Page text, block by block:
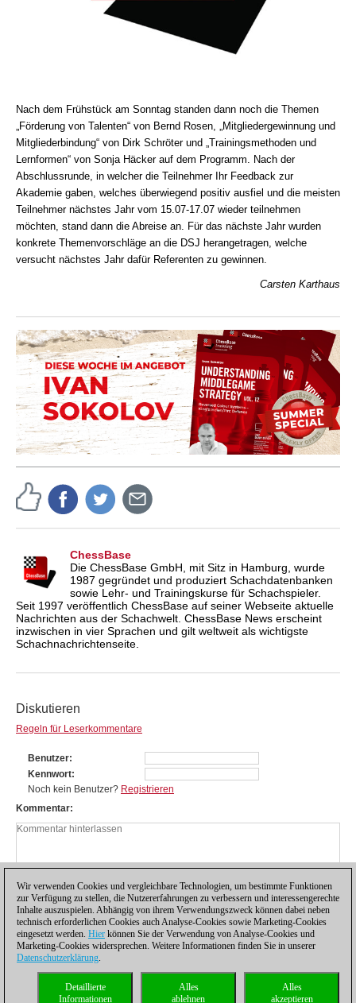
Nach dem Frühstück am Sonntag standen dann noch die Themen
„Förderung von Talenten“ von Bernd Rosen, „Mitgliedergewinnung und
Mitgliederbindung“ von Dirk Schröter und „Trainingsmethoden und
Lernformen“ von Sonja Häcker auf dem Programm. Nach der
Abschlussrunde, in welcher die Teilnehmer Ihr Feedback zur
Akademie gaben, welches überwiegend positiv ausfiel und die meisten
Teilnehmer nächstes Jahr vom 15.07-17.07 wieder teilnehmen
möchten, stand dann die Abreise an. Für das nächste Jahr wurden
konkrete Themenvorschläge an die DSJ herangetragen, welche
versucht nächstes Jahr dafür Referenten zu gewinnen.
Carsten Karthaus
ChessBase
Die ChessBase GmbH, mit Sitz in Hamburg, wurde
1987 gegründet und produziert Schachdatenbanken
sowie Lehr- und Trainingskurse für Schachspieler.
Seit 1997 veröffentlich ChessBase auf seiner Webseite aktuelle
Nachrichten aus der Schachwelt. ChessBase News erscheint
inzwischen in vier Sprachen und gilt weltweit als wichtigste
Schachnachrichtenseite.
Diskutieren
Regeln für Leserkommentare
Benutzer
Kennwort
Noch kein Benutzer? Registrieren
Kommentar
Datenschutzhinweis| Kontakt| |Lizenzen
Compliance Hotline|
Wir verwenden Cookies und vergleichbare Technologien, um bestimmte Funktionen
zur Verfügung zu stellen, die Nutzererfahrungen zu verbessern und interessengerechte
Inhalte auszuspielen. Abhängig von ihrem Verwendungszweck können dabei neben
technisch erforderlichen Cookies auch Analyse-Cookies sowie Marketing-Cookies
eingesetzt werden. Hier können Sie der Verwendung von Analyse-Cookies und
Marketing-Cookies widersprechen. Weitere Informationen finden Sie in unserer
Datenschutzerklärung.
Alles
akzeptieren
Alles
ablehnen
Detaillierte
Informationen